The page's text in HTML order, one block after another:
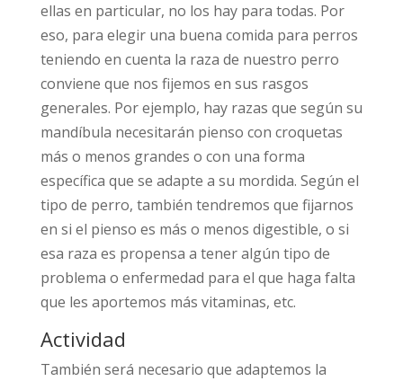
ellas en particular, no los hay para todas. Por
eso, para elegir una buena comida para perros
teniendo en cuenta la raza de nuestro perro
conviene que nos fijemos en sus rasgos
generales. Por ejemplo, hay razas que según su
mandíbula necesitarán pienso con croquetas
más o menos grandes o con una forma
específica que se adapte a su mordida. Según el
tipo de perro, también tendremos que fijarnos
en si el pienso es más o menos digestible, o si
esa raza es propensa a tener algún tipo de
problema o enfermedad para el que haga falta
que les aportemos más vitaminas, etc.
Actividad
También será necesario que adaptemos la